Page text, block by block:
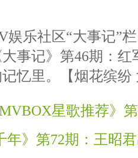
娱乐社区“大事记”
事记》第46期：
忆里。【烟花缤纷
星歌推荐》
年》第72期：王昭